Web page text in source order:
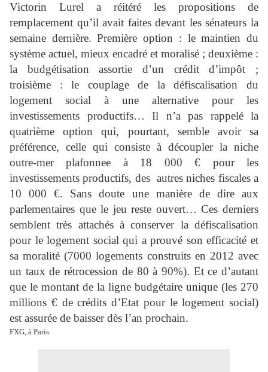
Victorin Lurel a réitéré les propositions de
remplacement qu’il avait faites devant les sénateurs la
semaine dernière. Première option : le maintien du
système actuel, mieux encadré et moralisé ; deuxième :
la budgétisation assortie d’un crédit d’impôt ;
troisième : le couplage de la défiscalisation du
logement social à une alternative pour les
investissements productifs… Il n’a pas rappelé la
quatrième option qui, pourtant, semble avoir sa
préférence, celle qui consiste à découpler la niche
outre-mer plafonnee à 18 000 € pour les
investissements productifs, des autres niches fiscales a
10 000 €. Sans doute une manière de dire aux
parlementaires que le jeu reste ouvert… Ces derniers
semblent très attachés à conserver la défiscalisation
pour le logement social qui a prouvé son efficacité et
sa moralité (7000 logements construits en 2012 avec
un taux de rétrocession de 80 à 90%). Et ce d’autant
que le montant de la ligne budgétaire unique (les 270
millions € de crédits d’Etat pour le logement social)
est assurée de baisser dès l’an prochain.
FXG, à Paris